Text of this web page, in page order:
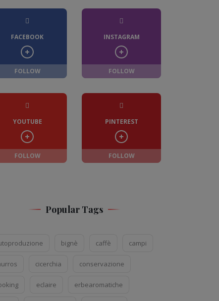
FACEBOOK
FOLLOW
INSTAGRAM
FOLLOW
YOUTUBE
FOLLOW
PINTEREST
FOLLOW
Popular Tags
bignè caffè campi
cicerchia conservazione
eclaire erbearomatiche